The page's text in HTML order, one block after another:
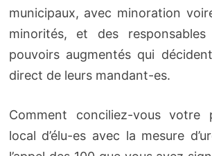
municipaux, avec minoration
minorités, et des
pouvoirs augmentés qui
direct de leurs mandant-es.
Comment conciliez-vous votre
local d’élu-es avec la mesure